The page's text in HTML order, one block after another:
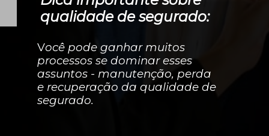
Você pode ganhar muitos
processos se dominar esses
assuntos - manutenção, perda
e recuperação da qualidade de
segurado.
qualidade de segurado: